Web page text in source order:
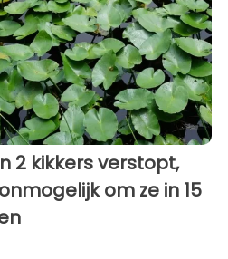
2 kikkers verstopt,
om ze in 15